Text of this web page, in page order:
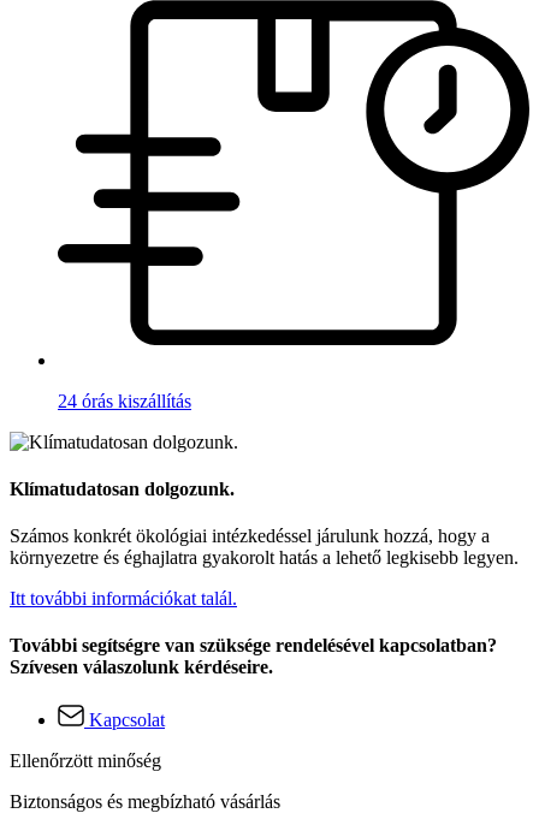
24 órás kiszállítás
Klímatudatosan dolgozunk.
Számos konkrét ökológiai intézkedéssel járulunk hozzá, hogy a
környezetre és éghajlatra gyakorolt hatás a lehető legkisebb legyen.
Itt további információkat talál.
További segítségre van szüksége rendelésével kapcsolatban?
Szívesen válaszolunk kérdéseire.
Kapcsolat
Ellenőrzött minőség
Biztonságos és megbízható vásárlás